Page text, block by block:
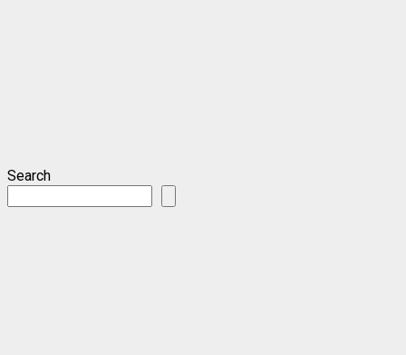
Search